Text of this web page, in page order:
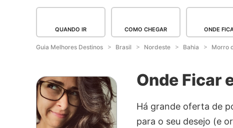
QUANDO IR COMO CHEGAR ONDE
Guia Melhores Destinos Brasil Nordeste Bahia Morro
Onde Ficar
Há grande oferta de
para o seu desejo (e